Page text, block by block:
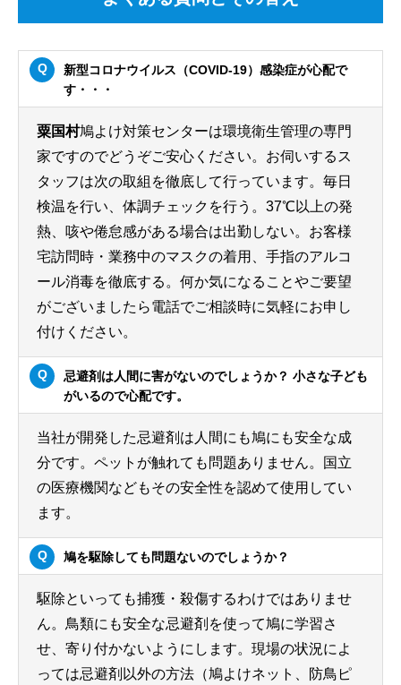
新型コロナウイルス（COVID-19）感染症が心配で
す・・・
粟国村鳩よけ対策センターは環境衛生管理の専門
家ですのでどうぞご安心ください。お伺いするス
タッフは次の取組を徹底して行っています。毎日
検温を行い、体調チェックを行う。37℃以上の発
熱、咳や倦怠感がある場合は出勤しない。お客様
宅訪問時・業務中のマスクの着用、手指のアルコ
ール消毒を徹底する。何か気になることやご要望
がございましたら電話でご相談時に気軽にお申し
付けください。
忌避剤は人間に害がないのでしょうか？ 小さな子ども
がいるので心配です。
当社が開発した忌避剤は人間にも鳩にも安全な成
分です。ペットが触れても問題ありません。国立
の医療機関などもその安全性を認めて使用してい
ます。
鳩を駆除しても問題ないのでしょうか？
駆除といっても捕獲・殺傷するわけではありませ
ん。鳥類にも安全な忌避剤を使って鳩に学習さ
せ、寄り付かないようにします。現場の状況によ
っては忌避剤以外の方法（鳩よけネット、防鳥ピ